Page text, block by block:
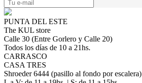
PUNTA DEL ESTE
The KUL store
Calle 30 (Entre Gorlero y Calle 20)
Todos los días de 10 a 21hs.
CARRASCO
CASA TRES
Shroeder 6444 (pasillo al fondo por escalera)